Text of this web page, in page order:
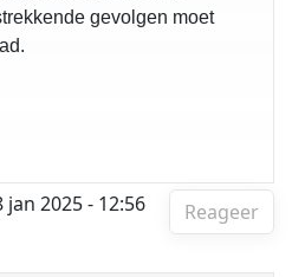
gevolgen moet
Reageer
jan 2025 - 12:56